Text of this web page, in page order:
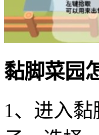
黏脚菜园
1、进入